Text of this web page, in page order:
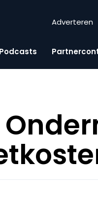
Adverteren
Podcasts